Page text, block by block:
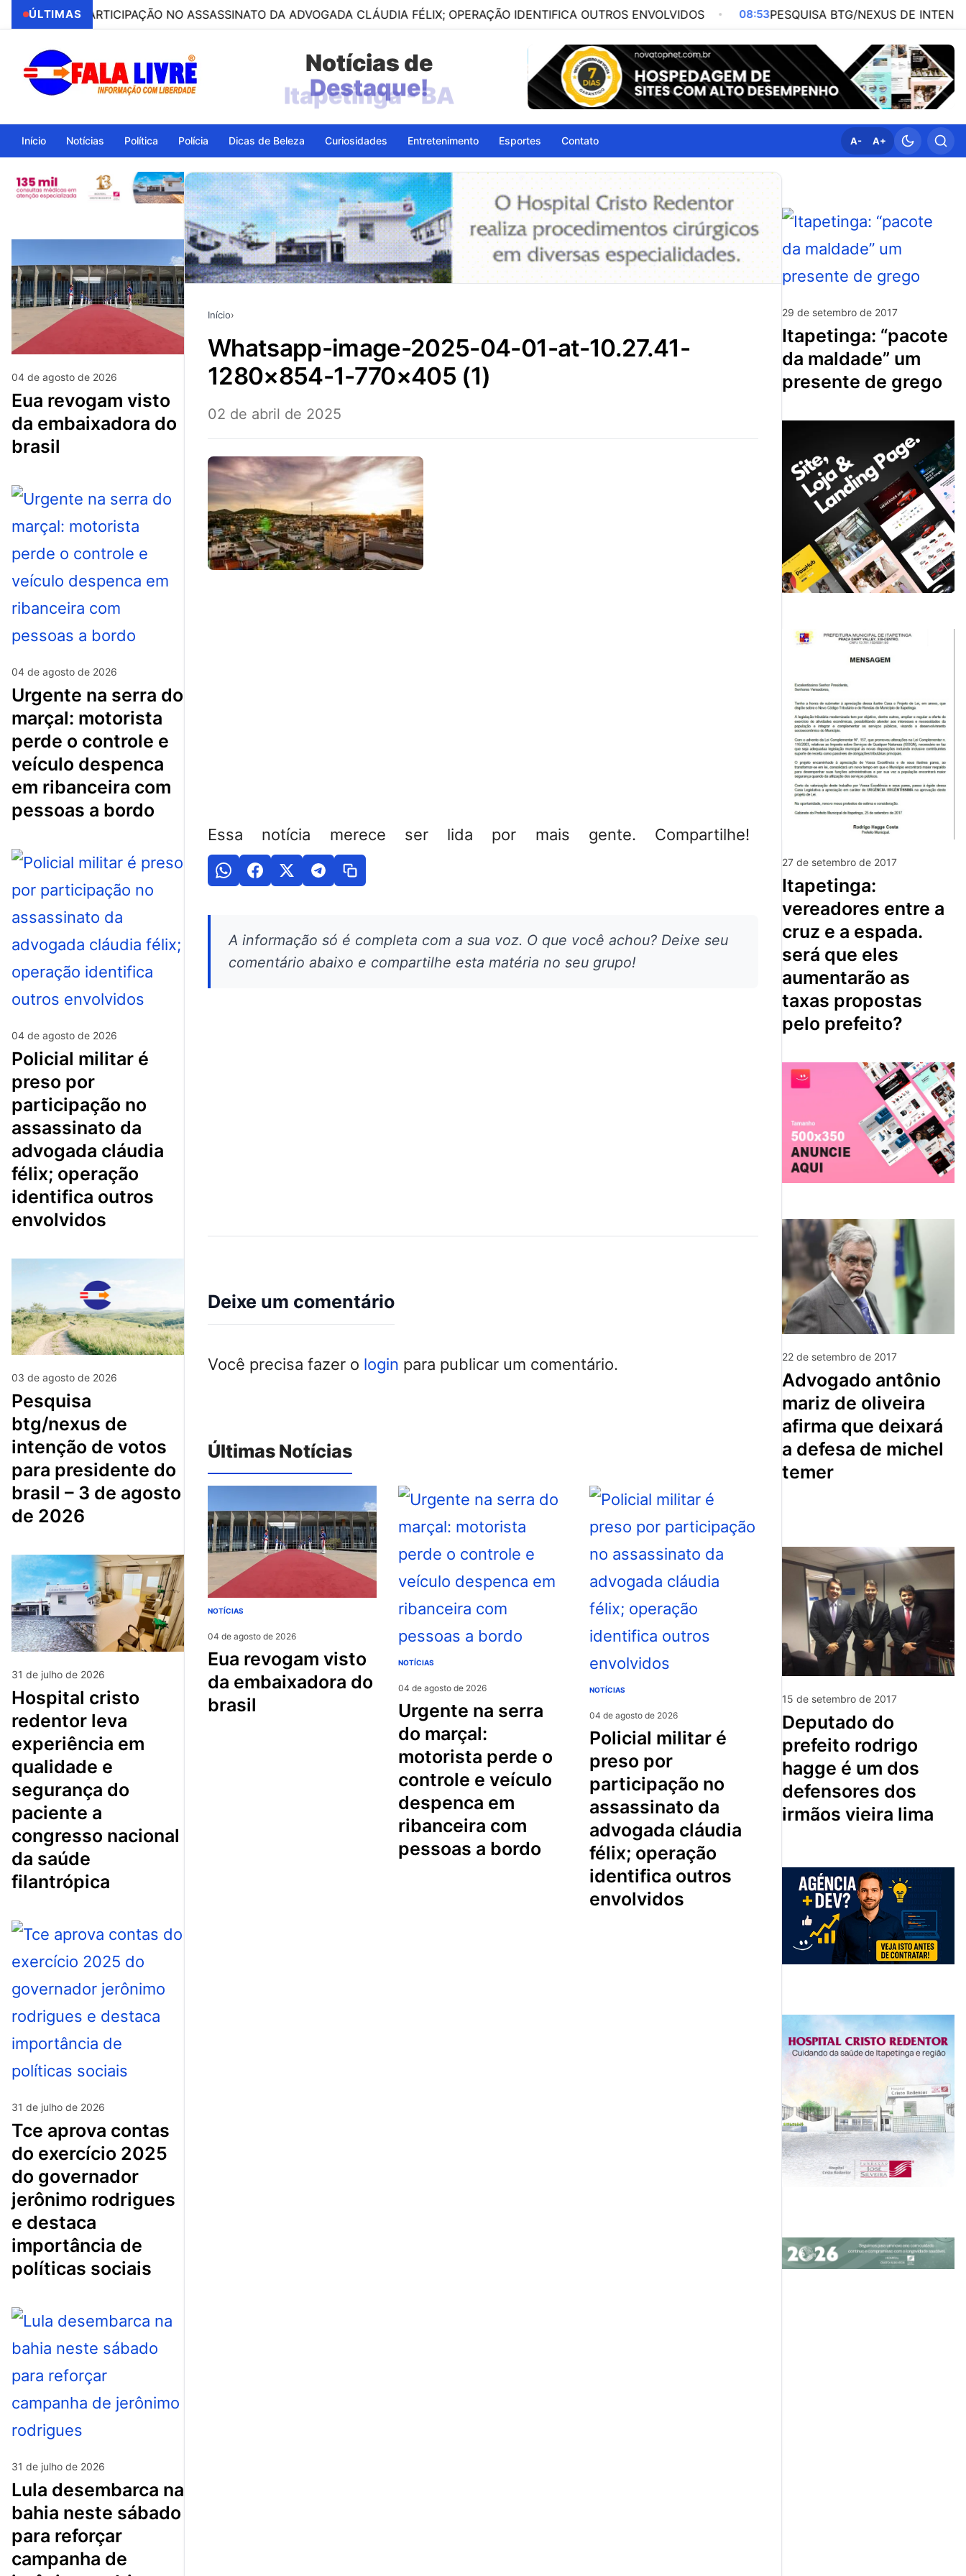
ÚLTIMAS
PARTICIPAÇÃO NO ASSASSINATO DA ADVOGADA CLÁUDIA FÉLIX; OPERAÇÃO IDENTIFICA OUTROS ENVOLVIDOS 08:53PESQUISA BTG/NEXUS DE INTENÇÃO DE
Notícias de
Itapetinga - BA
Início Notícias Política Polícia Dicas de Beleza Curiosidades Entretenimento Esportes Contato A- A+
04 de agosto de 2026
eua revogam visto
da embaixadora do
brasil
04 de agosto de 2026
urgente na serra do
marçal: motorista
perde o controle e
veículo despenca
em ribanceira com
pessoas a bordo
04 de agosto de 2026
policial militar é
preso por
participação no
assassinato da
advogada cláudia
félix; operação
identifica outros
envolvidos
03 de agosto de 2026
pesquisa
btg/nexus de
intenção de votos
para presidente do
brasil – 3 de agosto
de 2026
31 de julho de 2026
hospital cristo
redentor leva
experiência em
qualidade e
segurança do
paciente a
congresso nacional
da saúde
filantrópica
31 de julho de 2026
tce aprova contas
do exercício 2025
do governador
jerônimo rodrigues
e destaca
importância de
políticas sociais
31 de julho de 2026
lula desembarca na
bahia neste sábado
para reforçar
campanha de
Início›
whatsapp-image-2025-04-01-at-10.27.41-
1280×854-1-770×405 (1)
02 de abril de 2025
Essa notícia merece ser lida por mais gente. Compartilhe!
A informação só é completa com a sua voz. O que você achou? Deixe seu
comentário abaixo e compartilhe esta matéria no seu grupo!
Deixe um comentário
Você precisa fazer o login para publicar um comentário.
Últimas Notícias
NOTÍCIAS
04 de agosto de 2026
eua revogam visto
da embaixadora do
brasil
NOTÍCIAS
04 de agosto de 2026
urgente na serra
do marçal:
motorista perde o
controle e veículo
despenca em
ribanceira com
pessoas a bordo
NOTÍCIAS
04 de agosto de 2026
policial militar é
preso por
participação no
assassinato da
advogada cláudia
félix; operação
identifica outros
envolvidos
29 de setembro de 2017
itapetinga: “pacote
da maldade” um
presente de grego
27 de setembro de 2017
itapetinga:
vereadores entre a
cruz e a espada.
será que eles
aumentarão as
taxas propostas
pelo prefeito?
22 de setembro de 2017
advogado antônio
mariz de oliveira
afirma que deixará
a defesa de michel
temer
15 de setembro de 2017
deputado do
prefeito rodrigo
hagge é um dos
defensores dos
irmãos vieira lima